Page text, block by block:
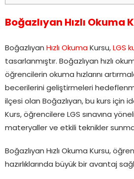
Boğazlıyan Hızlı Okuma
Boğazlıyan Hızlı Okuma Kursu, LGS
tasarlanmıştır. Boğazlıyan hızlı
öğrencilerin okuma hızlarını
becerilerini geliştirmeleri
ilçesi olan Boğazlıyan, bu kurs için
Kurs, öğrencilere LGS sınavına
materyaller ve etkili teknikler
Boğazlıyan Hızlı Okuma Kursu,
hazırlıklarında büyük bir avantaj